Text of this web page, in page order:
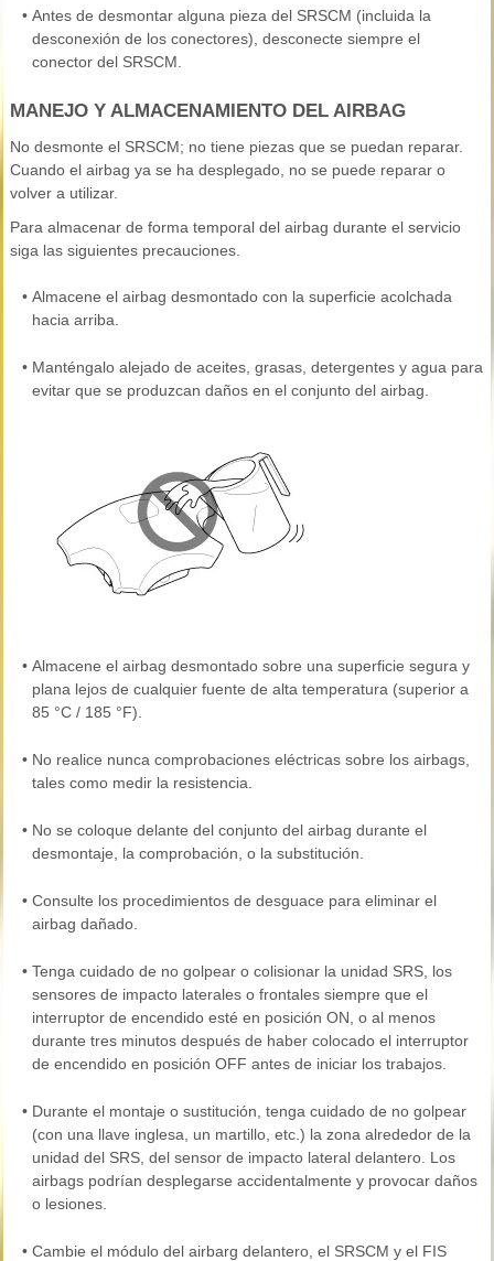
• Antes de desmontar alguna pieza del SRSCM (incluida la
desconexión de los conectores), desconecte siempre el
conector del SRSCM.
MANEJO Y ALMACENAMIENTO DEL AIRBAG
No desmonte el SRSCM; no tiene piezas que se puedan reparar.
Cuando el airbag ya se ha desplegado, no se puede reparar o
volver a utilizar.
Para almacenar de forma temporal del airbag durante el servicio
siga las siguientes precauciones.
• Almacene el airbag desmontado con la superficie acolchada
hacia arriba.
• Manténgalo alejado de aceites, grasas, detergentes y agua para
evitar que se produzcan daños en el conjunto del airbag.
• Almacene el airbag desmontado sobre una superficie segura y
plana lejos de cualquier fuente de alta temperatura (superior a
85 °C / 185 °F).
• No realice nunca comprobaciones eléctricas sobre los airbags,
tales como medir la resistencia.
• No se coloque delante del conjunto del airbag durante el
desmontaje, la comprobación, o la substitución.
• Consulte los procedimientos de desguace para eliminar el
airbag dañado.
• Tenga cuidado de no golpear o colisionar la unidad SRS, los
sensores de impacto laterales o frontales siempre que el
interruptor de encendido esté en posición ON, o al menos
durante tres minutos después de haber colocado el interruptor
de encendido en posición OFF antes de iniciar los trabajos.
• Durante el montaje o sustitución, tenga cuidado de no golpear
(con una llave inglesa, un martillo, etc.) la zona alrededor de la
unidad del SRS, del sensor de impacto lateral delantero. Los
airbags podrían desplegarse accidentalmente y provocar daños
o lesiones.
• Cambie el módulo del airbarg delantero, el SRSCM y el FIS